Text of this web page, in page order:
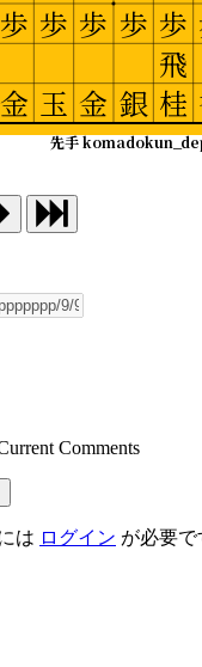
先手
歩
飛
桂
歩
銀
歩
金
歩
玉
歩
金
Comments
は ログイン が必要で